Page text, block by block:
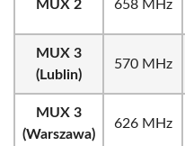
MUX 2 658 MHz
MUX 3
(Lublin)
570 MHz
MUX 3
(Warszawa)
626 MHz